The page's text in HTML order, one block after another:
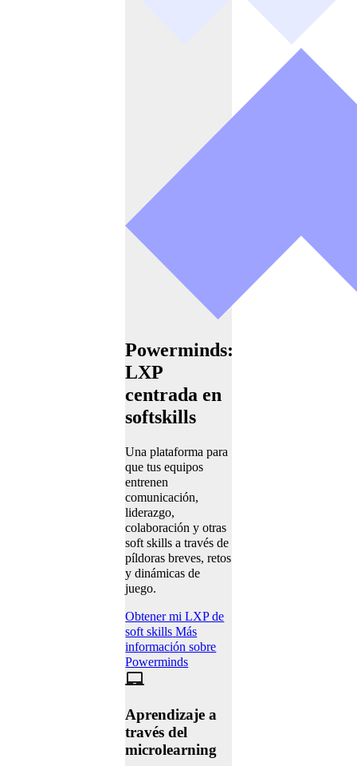
Powerminds:
LXP
centrada en
softskills
Una plataforma para
que tus equipos
entrenen
comunicación,
liderazgo,
colaboración y otras
soft skills a través de
píldoras breves, retos
y dinámicas de
juego.
Obtener mi LXP de
soft skills Más
información sobre
Powerminds
Aprendizaje a
través del
microlearning